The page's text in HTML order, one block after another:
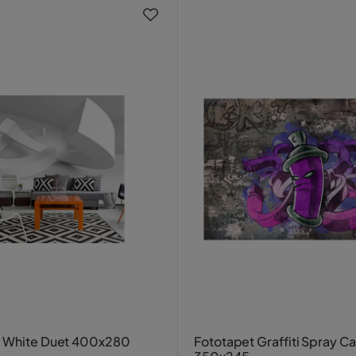
Duet 400x280
Fototapet Graffiti Spray